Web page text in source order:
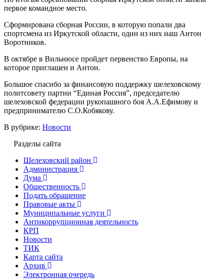
первое командное место.
Сформирована сборная России, в которую попали два
спортсмена из Иркутской области, один из них наш Антон
Воротников.
В октябре в Вильнюсе пройдет первенство Европы, на
которое приглашен и Антон.
Большое спасибо за финансовую поддержку шелеховскому
политсовету партии “Единая Россия”, председателю
шелеховской федерации рукопашного боя А.А.Ефимову и
предпринимателю С.О.Кобякову.
В рубрике: Новости
Разделы сайта
Шелеховский район
Администрация
Дума
Общественность
Подать обращение
Правовые акты
Муниципальные услуги
Антикоррупционная деятельность
КРП
Новости
ТИК
Карта сайта
Архив
Электронная очередь